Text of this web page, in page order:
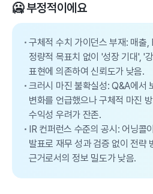
🥶 부정적이에요
구체적 수치 가이던스 부재: 매출,
정량적 목표치 없이 '성장 기대', '
표현에 의존하여 신뢰도가 낮음.
크러시 마진 불확실성: Q&A에서
변화를 언급했으나 구체적 마진
수익성 우려가 잔존.
IR 컨퍼런스 수준의 공시: 어닝콜
발표로 재무 성과 검증 없이 전략
근거로서의 정보 밀도가 낮음.